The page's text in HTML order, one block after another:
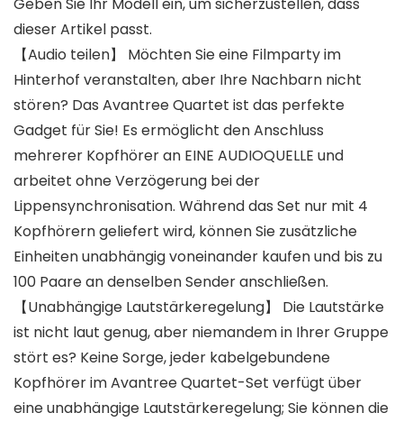
Geben Sie Ihr Modell ein, um sicherzustellen, dass
dieser Artikel passt.
【Audio teilen】 Möchten Sie eine Filmparty im
Hinterhof veranstalten, aber Ihre Nachbarn nicht
stören? Das Avantree Quartet ist das perfekte
Gadget für Sie! Es ermöglicht den Anschluss
mehrerer Kopfhörer an EINE AUDIOQUELLE und
arbeitet ohne Verzögerung bei der
Lippensynchronisation. Während das Set nur mit 4
Kopfhörern geliefert wird, können Sie zusätzliche
Einheiten unabhängig voneinander kaufen und bis zu
100 Paare an denselben Sender anschließen.
【Unabhängige Lautstärkeregelung】 Die Lautstärke
ist nicht laut genug, aber niemandem in Ihrer Gruppe
stört es? Keine Sorge, jeder kabelgebundene
Kopfhörer im Avantree Quartet-Set verfügt über
eine unabhängige Lautstärkeregelung; Sie können die